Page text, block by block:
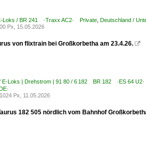
Loks / BR 241 ·Traxx AC2· Private Deutschland /
Px, 15.05.2026
von flixtrain bei Großkorbetha am 23.4.26. 
E-Loks | Drehstrom | 91 80 / 6 182 BR 182 ·ES 64
Px, 11.05.2026
182 505 nördlich vom Bahnhof